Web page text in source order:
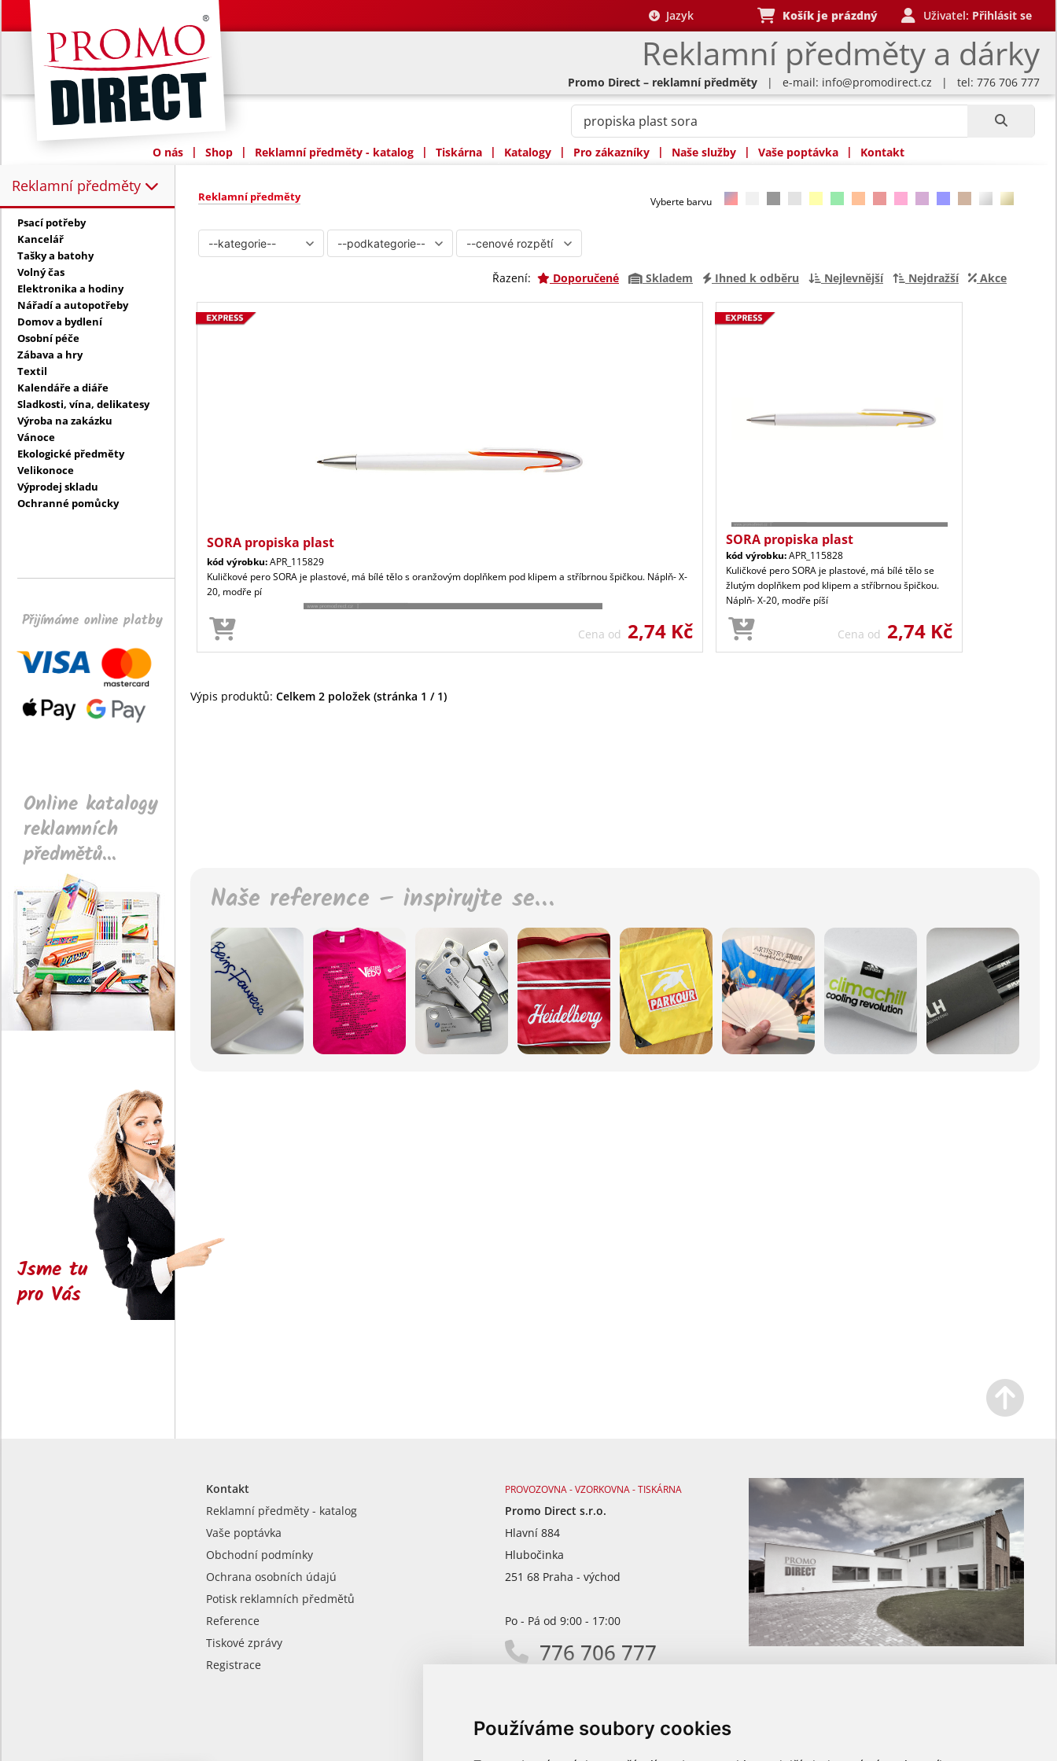
Používáme soubory cookies
Reklamní předměty a dárky
Jazyk Košík je prázdný Uživatel: Přihlásit se
Promo Direct – reklamní předměty | e-mail: info@promodirect.cz | tel: 776 706 777
O nás | Shop | Reklamní předměty - katalog | Tiskárna | Katalogy | Pro zákazníky | Naše služby | Vaše poptávka | Kontakt
Reklamní předměty
Reklamní předměty:
Psací potřeby
Kancelář
Tašky a batohy
Volný čas
Elektronika a hodiny
Nářadí a autopotřeby
Domov a bydlení
Osobní péče
Zábava a hry
Textil
Kalendáře a diáře
Sladkosti, vína, delikatesy
Výroba na zakázku
Vánoce
Ekologické předměty
Velikonoce
Výprodej skladu
Ochranné pomůcky
Přijímáme online platby
Online katalogy
reklamních
předmětů...
Jsme tu
pro Vás
Reklamní předměty Vyberte barvu
Řazení: Doporučené Skladem Ihned k odběru Nejlevnější Nejdražší Akce
SORA propiska plast
kód výrobku:APR_115829
Kuličkové pero SORA je plastové, má bílé tělo s oranžovým doplňkem pod klipem a stříbrnou špičkou. Náplň- X-
20, modře pí
Cena od 2,74 Kč
SORA propiska plast
kód výrobku:APR_115828
Kuličkové pero SORA je plastové, má bílé tělo se
žlutým doplňkem pod klipem a stříbrnou špičkou.
Náplň- X-20, modře píší
Cena od 2,74 Kč
Výpis produktů: Celkem 2 položek (stránka 1 / 1)
Naše reference – inspirujte se…
Kontakt
Reklamní předměty - katalog
Vaše poptávka
Obchodní podmínky
Ochrana osobních údajú
Potisk reklamních předmětů
Reference
Tiskové zprávy
Registrace
PROVOZOVNA - VZORKOVNA - TISKÁRNA
Promo Direct s.r.o.
Hlavní 884
Hlubočinka
251 68 Praha - východ
Po - Pá od 9:00 - 17:00
776 706 777